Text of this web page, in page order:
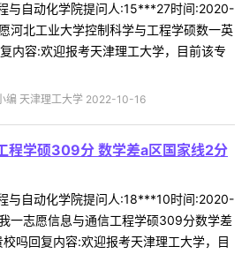
与自动化学院提问人:15***27时间:2020-
河北工业大学控制科学与工程学硕数一英
内容:欢迎报考天津理工大学，目前该专
编 天津理工大学 2022-10-16
程学硕309分 数学差a区国家线2分
与自动化学院提问人:18***10时间:2020-
一志愿信息与通信工程学硕309分数学差
吗回复内容:欢迎报考天津理工大学，目